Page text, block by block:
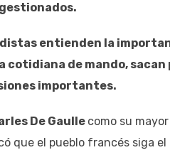
entienden la
cotidiana de mando,
importantes.
De Gaulle como su
que el pueblo francés siga